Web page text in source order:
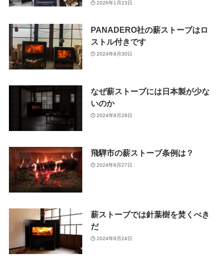
2026年1月23日
PANADERO社の薪ストーブはロ
ストル付きです
2024年8月30日
なぜ薪ストーブには日本製が少な
いのか
2024年8月28日
飛騨市の薪ストーブ条例は？
2024年8月27日
薪ストーブでは針葉樹を焚くべき
だ
2024年8月24日